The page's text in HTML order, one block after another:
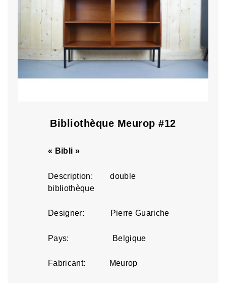
Bibliothèque Meurop #12
« Bibli »
Description: double
bibliothèque
Designer: Pierre Guariche
Pays: Belgique
Fabricant: Meurop